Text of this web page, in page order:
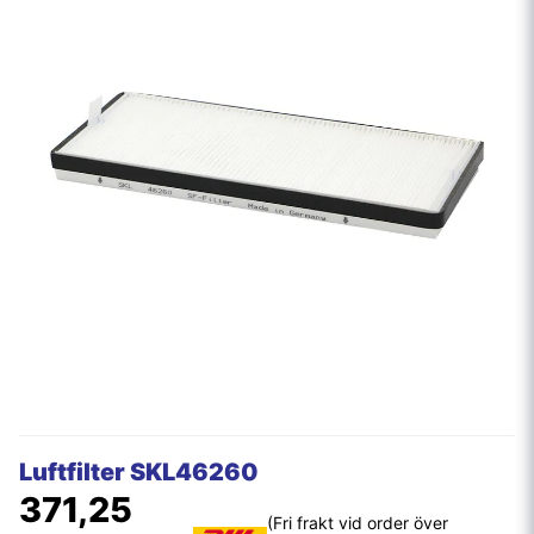
Luftfilter SKL46260
371,25